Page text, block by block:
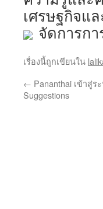
เศรษฐกิจแ
จัดการก
เรื่องนี้ถูกเขียนใน
← Pananthai เข้าสู่ร
Suggestions